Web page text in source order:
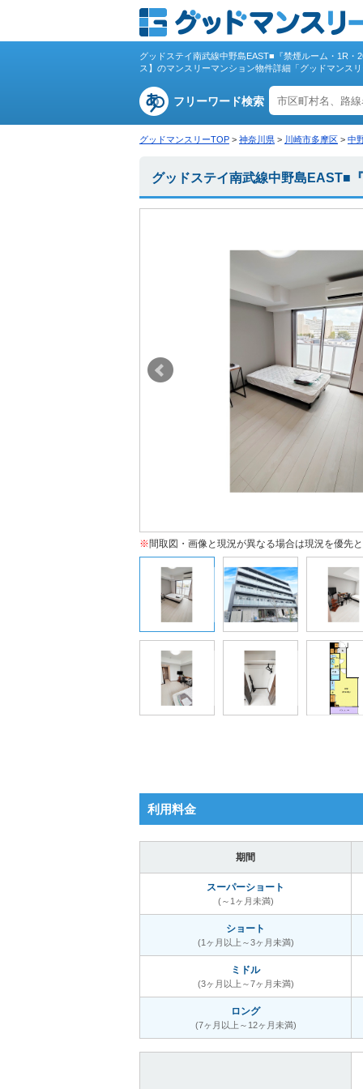
グッドステイ南武線中野島EAST■『禁煙ルーム・1R
ス】のマンスリーマンション物件詳細「グッドマンスリ
フリーワード検索
グッドマンスリーTOP > 神奈川県 > 川崎市多摩区 > 中
グッドステイ南武線中野島EAST■
※間取図・画像と現況が異なる場合は現況を優先と
利用料金
期間
スーパーショート
(～1ヶ月未満)
ショート
(1ヶ月以上～3ヶ月未満)
ミドル
(3ヶ月以上～7ヶ月未満)
ロング
(7ヶ月以上～12ヶ月未満)